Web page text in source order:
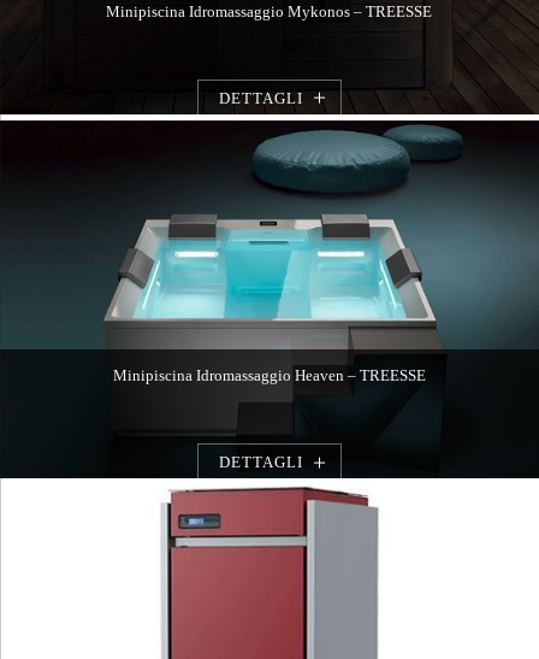
Minipiscina Idromassaggio Mykonos – TREESSE
DETTAGLI
Minipiscina Idromassaggio Heaven – TREESSE
DETTAGLI